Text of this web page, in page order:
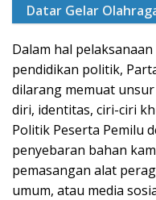
Datar Gelar
Dalam hal
pendidikan politik,
dilarang memuat
diri, identitas, ciri-ciri
Politik Peserta Pemilu
penyebaran bahan
pemasangan alat
umum, atau media